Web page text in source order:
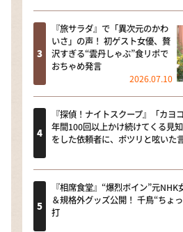
『旅サラダ』で「異次元のかわ
いさ」の声！ 初ゲスト女優、贅
沢すぎる“雲丹しゃぶ”食リポで
おちゃめ発言
2026.07.10
『探偵！ナイトスクープ』「カヨ
年間100回以上かけ続けてくる見
をした依頼者に、ポツリと呟いた
『相席食堂』“爆烈ボイン”元
＆規格外グッズ公開！ 千鳥“ちょ
打